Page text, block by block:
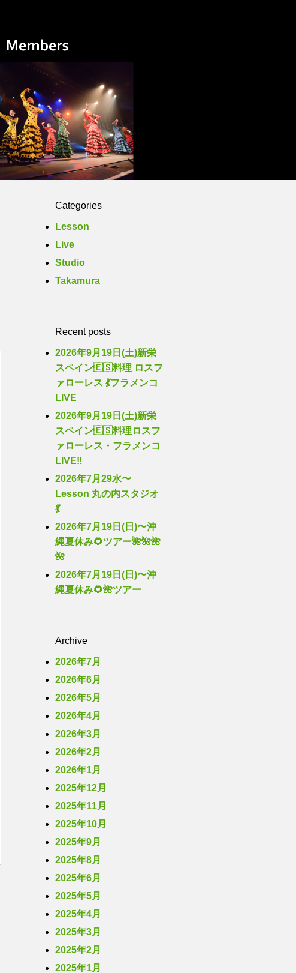
Categories
Lesson
Live
Studio
Takamura
Recent posts
2026年9月19日(土)新栄
スペイン🇪🇸料理 ロスフ
ァローレス 💃フラメンコ
LIVE
2026年9月19日(土)新栄
スペイン🇪🇸料理ロスフ
ァローレス・フラメンコ
LIVE‼️
2026年7月29水〜
Lesson 丸の内スタジオ
💃
2026年7月19日(日)〜沖
縄夏休み🌻ツアー🌺🌺🌺
🌺
2026年7月19日(日)〜沖
縄夏休み🌻🌺ツアー
Archive
2026年7月
2026年6月
2026年5月
2026年4月
2026年3月
2026年2月
2026年1月
2025年12月
2025年11月
2025年10月
2025年9月
2025年8月
2025年6月
2025年5月
2025年4月
2025年3月
2025年2月
2025年1月